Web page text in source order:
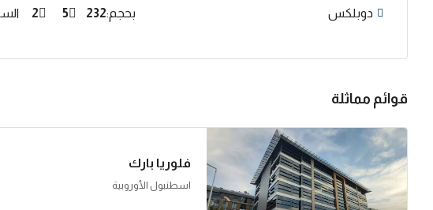
دوبلكس بحجم:232
5
2
قوائم مماثلة
فلوريا بارك
اسطنبول الأوروبية